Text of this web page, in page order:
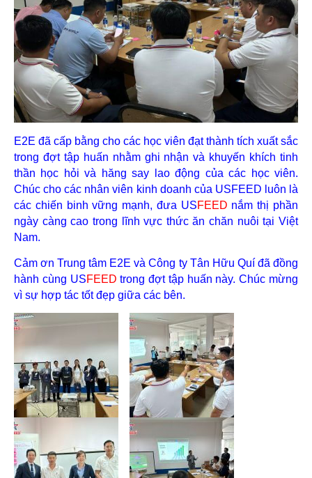
E2E đã cấp bằng cho các học viên đạt thành tích xuất sắc
trong đợt tập huấn nhằm ghi nhận và khuyến khích tinh
thần học hỏi và hăng say lao động của các học viên.
Chúc cho các nhân viên kinh doanh của USFEED luôn là
các chiến binh vững mạnh, đưa USFEED nắm thị phần
ngày càng cao trong lĩnh vực thức ăn chăn nuôi tại Việt
Nam.
Cảm ơn Trung tâm E2E và Công ty Tân Hữu Quí đã đồng
hành cùng USFEEDtrong đợt tập huấn này. Chúc mừng
vì sự hợp tác tốt đẹp giữa các bên.